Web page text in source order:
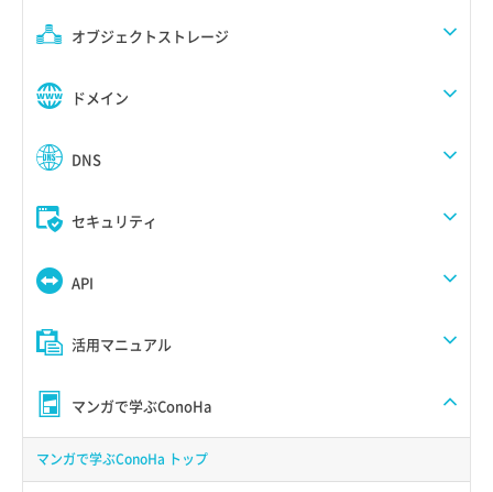
オブジェクトストレージ
ドメイン
DNS
セキュリティ
API
活用マニュアル
マンガで学ぶConoHa
マンガで学ぶConoHa トップ